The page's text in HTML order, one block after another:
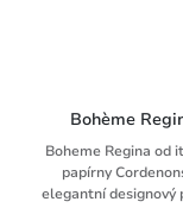
Bohème
Boheme Regina od
papírny
elegantní designový